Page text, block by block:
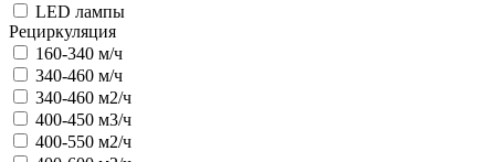
LED лампы
Рециркуляция
160-340 м/ч
340-460 м/ч
340-460 м2/ч
400-450 м3/ч
400-550 м2/ч